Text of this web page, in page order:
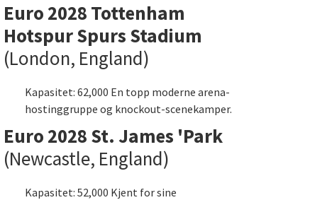
Euro 2028 Tottenham
Hotspur Spurs Stadium
(London, England)
Kapasitet: 62,000 En topp moderne arena-
hostinggruppe og knockout-scenekamper.
Euro 2028 St. James 'Park
(Newcastle, England)
Kapasitet: 52,000 Kjent for sine